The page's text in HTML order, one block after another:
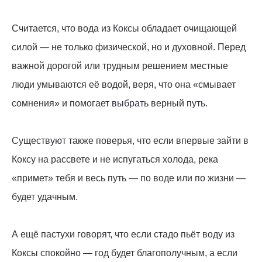
Считается, что вода из Коксы обладает очищающей
силой — не только физической, но и духовной. Перед
важной дорогой или трудным решением местные
люди умываются её водой, веря, что она «смывает
сомнения» и помогает выбрать верный путь.
Существуют также поверья, что если впервые зайти в
Коксу на рассвете и не испугаться холода, река
«примет» тебя и весь путь — по воде или по жизни —
будет удачным.
А ещё пастухи говорят, что если стадо пьёт воду из
Коксы спокойно — год будет благополучным, а если